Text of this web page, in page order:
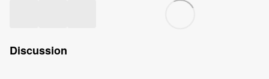
Discussion